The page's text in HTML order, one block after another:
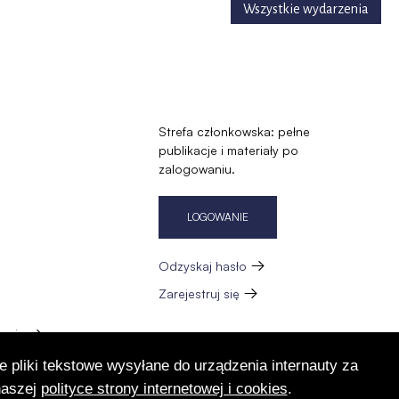
tekstowe wysyłane do urządzenia internauty za
polityce strony internetowej i cookies.
Wszystkie wydarzenia
Strefa członkowska: pełne
publikacje i materiały po
zalogowaniu.
LOGOWANIE
Odzyskaj hasło
Zarejestruj się